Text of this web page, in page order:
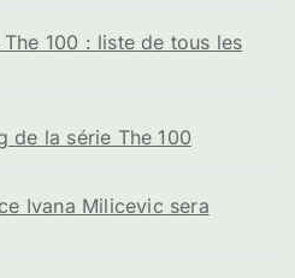
100 : liste de tous les